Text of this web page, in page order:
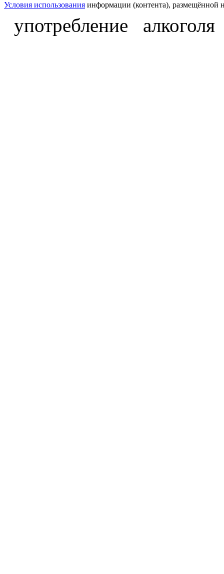
Условия использования информации (контента), размещённой
употребление